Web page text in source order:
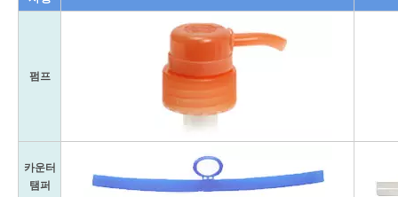
펌프
카운터
탬퍼